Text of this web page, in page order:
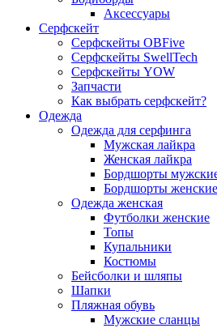
Аксессуары
Серфскейт
Серфскейты OBFive
Серфскейты SwellTech
Серфскейты YOW
Запчасти
Как выбрать серфскейт?
Одежда
Одежда для серфинга
Мужская лайкра
Женская лайкра
Бордшорты
Бордшорты женские
Одежда женская
Футболки женские
Топы
Купальники
Костюмы
Бейсболки и шляпы
Шапки
Пляжная обувь
Мужские сланцы